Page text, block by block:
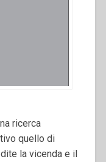
ricerca
quello di
la vicenda e il